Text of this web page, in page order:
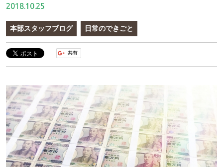
2018.10.25
本部スタッフブログ 日常のできごと